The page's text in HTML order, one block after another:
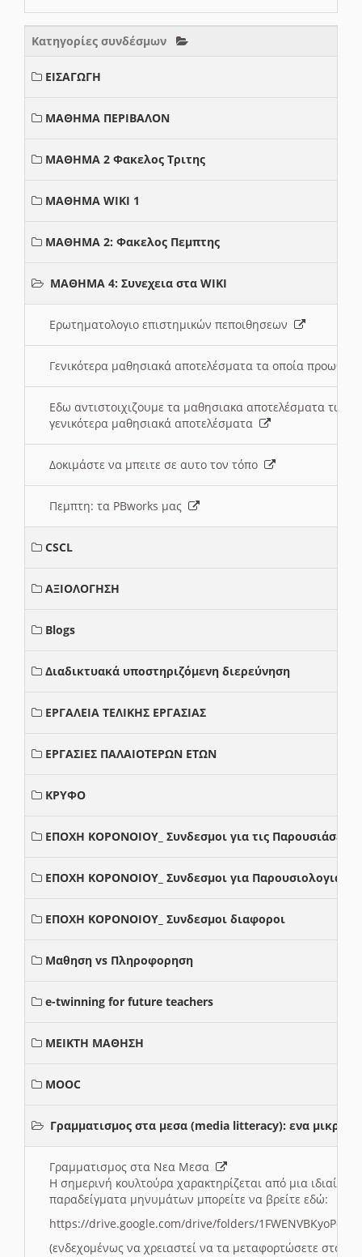
Κατηγορίες συνδέσμων
ΕΙΣΑΓΩΓΗ
ΜΑΘΗΜΑ ΠΕΡΙΒΑΛΟΝ
ΜΑΘΗΜΑ 2 Φακελος Τριτης
ΜΑΘΗΜΑ WIKI 1
ΜΑΘΗΜΑ 2: Φακελος Πεμπτης
ΜΑΘΗΜΑ 4: Συνεχεια στα WIKI
Ερωτηματολογιο επιστημικών πεποιθησεων
Γενικότερα μαθησιακά αποτελέσματα τα οποία
Εδω αντιστοιχιζουμε τα μαθησιακα αποτελέσματα
γενικότερα μαθησιακά αποτελέσματα
Δοκιμάστε να μπειτε σε αυτο τον τόπο
Πεμπτη: τα PBworks μας
CSCL
ΑΞΙΟΛΟΓΗΣΗ
Blogs
Διαδικτυακά υποστηριζόμενη διερεύνηση
ΕΡΓΑΛΕΙΑ ΤΕΛΙΚΗΣ ΕΡΓΑΣΙΑΣ
ΕΡΓΑΣΙΕΣ ΠΑΛΑΙΟΤΕΡΩΝ ΕΤΩΝ
ΚΡΥΦΟ
ΕΠΟΧΗ ΚΟΡΟΝΟΙΟΥ_ Συνδεσμοι για τις Παρουσιάσεις
ΕΠΟΧΗ ΚΟΡΟΝΟΙΟΥ_ Συνδεσμοι για Παρουσιολογια
ΕΠΟΧΗ ΚΟΡΟΝΟΙΟΥ_ Συνδεσμοι διαφοροι
Μαθηση vs Πληροφορηση
e-twinning for future teachers
ΜΕΙΚΤΗ ΜΑΘΗΣΗ
MOOC
Γραμματισμος στα μεσα (media litteracy): ενα μικρο
Γραμματισμος στα Νεα Μεσα
Η σημερινή κουλτούρα χαρακτηρίζεται από μια
παραδείγματα μηνυμάτων μπορείτε να βρείτε εδώ:
https://drive.google.com/drive/folders/
(ενδεχομένως να χρειαστεί να τα μεταφορτώσετε στο